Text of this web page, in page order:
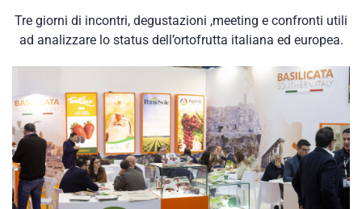
Tre giorni di incontri, degustazioni ,meeting e confronti utili
ad analizzare lo status dell’ortofrutta italiana ed europea.